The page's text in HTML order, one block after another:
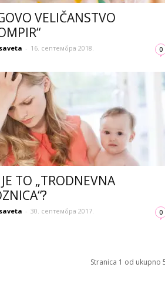
VELIČANSTVO
- 16. септембра 2018. 0
TO „TRODNEVNA
- 30. септембра 2017. 0
Stranica 1 od ukupno